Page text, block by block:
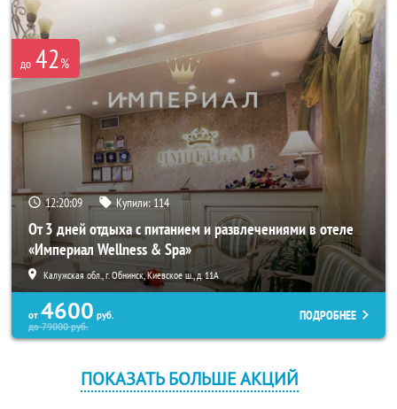
до 42%
12:20:08 Купили:114
От 3 дней отдыха с питанием и развлечениями в отеле
«Империал Wellness & Spa»
Калужская обл., г. Обнинск, Киевское ш., д. 11А
от 4600 руб.
до79000руб.
ПОДРОБНЕЕ
ПОКАЗАТЬ БОЛЬШЕ АКЦИЙ